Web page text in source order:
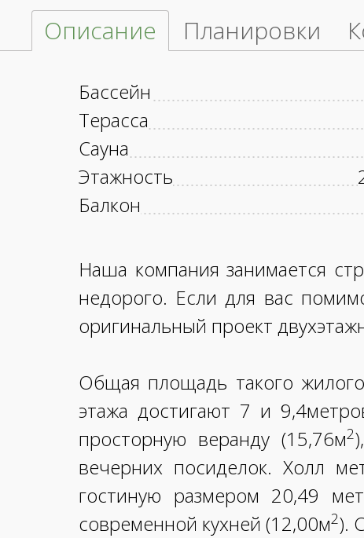
Описание Планировки
Бассейн
Терасса
Сауна
Этажность
Балкон
Наша компания занимается
недорого. Если для вас
оригинальный проект
Общая площадь такого
этажа достигают 7 и
просторную веранду (15,76м2
вечерних посиделок. Холл
гостиную размером 20,49
современной кухней (12,00м2).